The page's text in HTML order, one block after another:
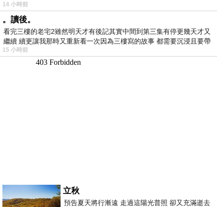
14 小時前
。讀後。
看完三樓的老宅2雖然明天才有後記其實中間到第三集有停更幾天才又
繼續 續更讓我那時又重新看一次因為三樓寫的故事 都需要沉浸且要帶
有
15 小時前
立秋
預告夏天將行漸遠 走過這陽光普照 卻又充滿逝去